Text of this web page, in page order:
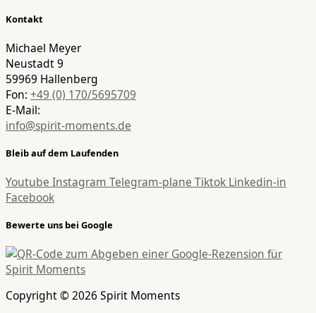
Kontakt
Michael Meyer
Neustadt 9
59969 Hallenberg
Fon: +49 (0) 170/5695709
E-Mail:
info@spirit-moments.de
Bleib auf dem Laufenden
Youtube Instagram Telegram-plane Tiktok Linkedin-in
Facebook
Bewerte uns bei Google
Copyright © 2026 Spirit Moments